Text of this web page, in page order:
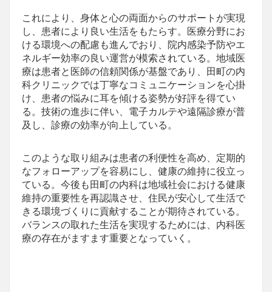
これにより、身体と心の両面からのサポートが実現
し、患者により良い生活をもたらす。医療分野にお
ける環境への配慮も進んでおり、院内感染予防やエ
ネルギー効率の良い運営が模索されている。地域医
療は患者と医師の信頼関係が基盤であり、田町の内
科クリニックでは丁寧なコミュニケーションを心掛
け、患者の悩みに耳を傾ける姿勢が好評を得てい
る。技術の進歩に伴い、電子カルテや遠隔診療が普
及し、診療の効率が向上している。
このような取り組みは患者の利便性を高め、定期的
なフォローアップを容易にし、健康の維持に役立っ
ている。今後も田町の内科は地域社会における健康
維持の重要性を再認識させ、住民が安心して生活で
きる環境づくりに貢献することが期待されている。
バランスの取れた生活を実現するためには、内科医
療の存在がますます重要となっていく。